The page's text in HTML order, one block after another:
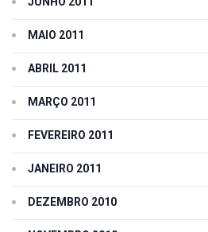
MAIO 2011
ABRIL 2011
MARÇO 2011
FEVEREIRO 2011
JANEIRO 2011
DEZEMBRO 2010